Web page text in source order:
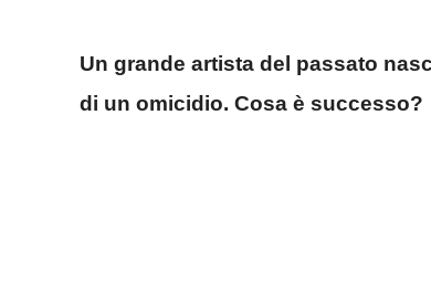
Un grande artista del passato
di un omicidio. Cosa è successo?